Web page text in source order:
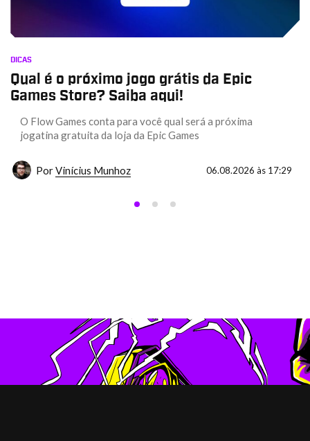
DICAS
Qual é o próximo jogo grátis da Epic
Games Store? Saiba aqui!
O Flow Games conta para você qual será a próxima
jogatina gratuita da loja da Epic Games
PorVinícius Munhoz 06.08.2026 às 17:29